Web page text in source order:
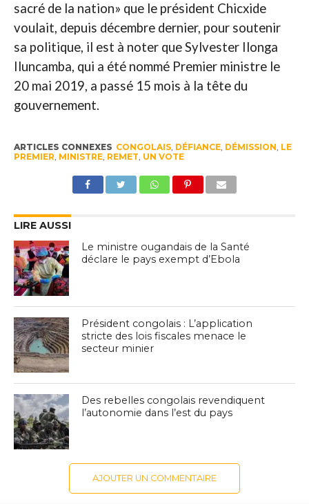
sacré de la nation» que le président Chicxide
voulait, depuis décembre dernier, pour soutenir
sa politique, il est à noter que Sylvester Ilonga
Iluncamba, qui a été nommé Premier ministre le
20 mai 2019, a passé 15 mois à la tête du
gouvernement.
ARTICLES CONNEXES CONGOLAIS, DÉFIANCE, DÉMISSION, LE
PREMIER, MINISTRE, REMET, UN VOTE
LIRE AUSSI
Le ministre ougandais de la Santé
déclare le pays exempt d’Ebola
Président congolais : L’application
stricte des lois fiscales menace le
secteur minier
Des rebelles congolais revendiquent
l’autonomie dans l’est du pays
AJOUTER UN COMMENTAIRE